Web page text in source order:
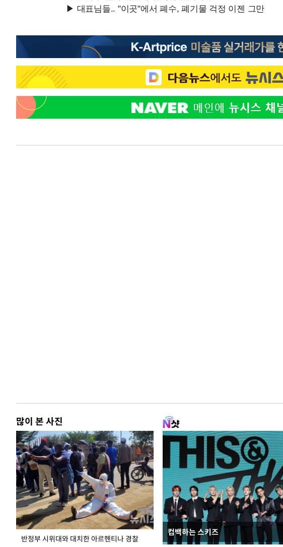
많이 본 사진
반정부 시위대와 대치한 아르헨티나 경찰
컴백하는 스키즈
입추 코앞인데 전국엔 찜통 더위